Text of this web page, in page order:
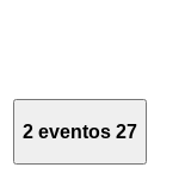
2 eventos 27